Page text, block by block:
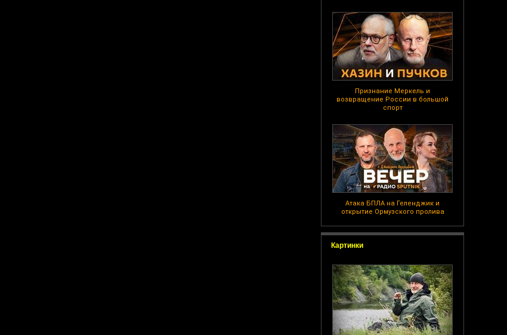
Признание Меркель и
возвращение России в большой
спорт
Атака БПЛА на Геленджик и
открытие Ормузского пролива
Картинки